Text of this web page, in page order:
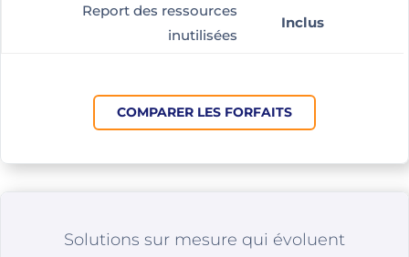
Report des ressources
inutilisées
Inclus
COMPARER LES FORFAITS
Solutions sur mesure qui évoluent